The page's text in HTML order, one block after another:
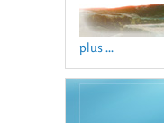
plus ...